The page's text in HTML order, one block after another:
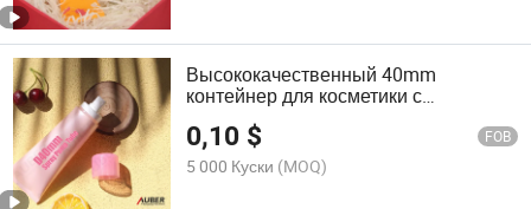
Высококачественный 40mm
контейнер для косметики с
безвоздушным распылителем,
упаковка для косметики,
экологически чистая туба для
косметики
0,10 $ FOB
5 000 Куски (MOQ)